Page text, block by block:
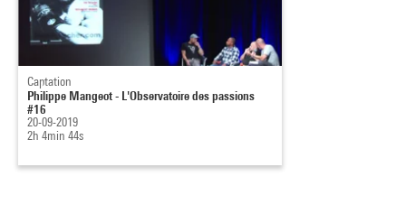
Captation
Philippe Mangeot - L'Observatoire des passions
#16
20-09-2019
2h 4min 44s